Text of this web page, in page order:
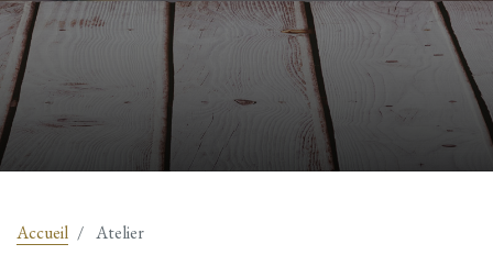
Accueil Atelier